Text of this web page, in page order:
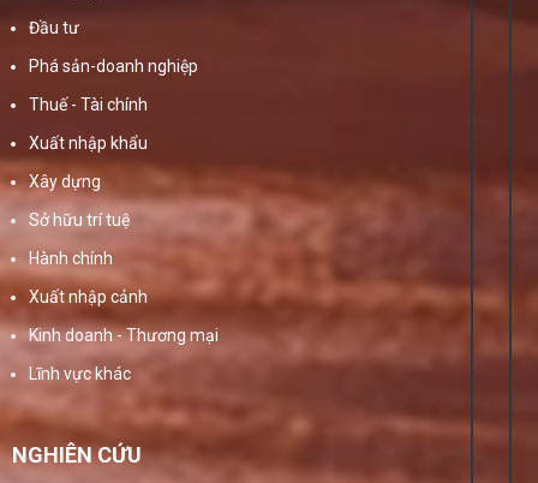
Đầu tư
Phá sản-doanh nghiệp
Thuế - Tài chính
Xuất nhập khẩu
Xây dựng
Sở hữu trí tuệ
Hành chính
Xuất nhập cảnh
Kinh doanh - Thương mại
Lĩnh vực khác
NGHIÊN CỨU